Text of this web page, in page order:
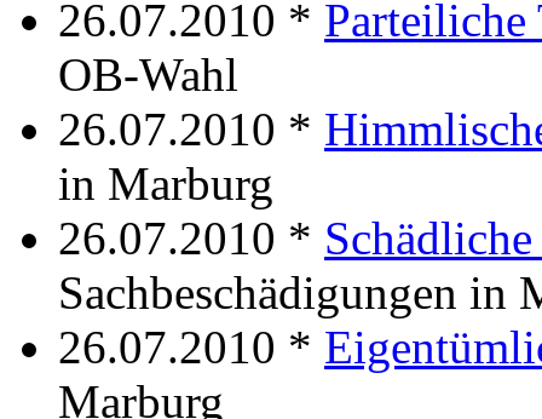
26.07.2010 * Parteiliche
OB-Wahl
26.07.2010 *
in Marburg
26.07.2010 *
Sachbeschädigungen in
26.07.2010 *
Marburg